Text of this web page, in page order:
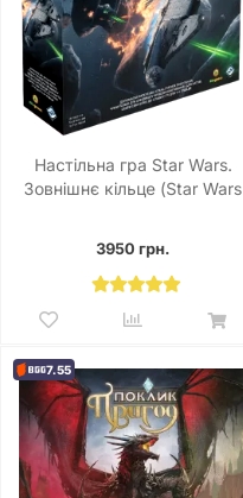
Настільна гра Star Wars.
Зовнішнє кільце (Star Wars
3950 грн.
7.55